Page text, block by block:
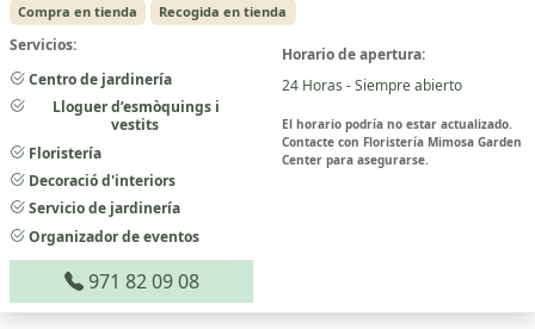
Compra en tienda
Recogida en tienda
Servicios:
Centro de jardinería
Lloguer d’esmòquings i
vestits
Floristería
Decoració d'interiors
Servicio de jardinería
Organizador de eventos
Horario de apertura:
24 Horas - Siempre abierto
El horario podría no estar actualizado.
Contacte con Floristería Mimosa Garden
Center para asegurarse.
971 82 09 08